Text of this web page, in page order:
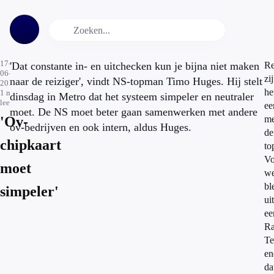
17-
06-
2014
1 min.
leestijd
'Ov-
chipkaart
moet
simpeler'
'Dat constante in- en uitchecken kun je bijna niet maken
naar de reiziger', vindt NS-topman Timo Huges. Hij stelt
dinsdag in Metro dat het systeem simpeler en neutraler
moet. De NS moet beter gaan samenwerken met andere
ov-bedrijven en ook intern, aldus Huges.
de
uit